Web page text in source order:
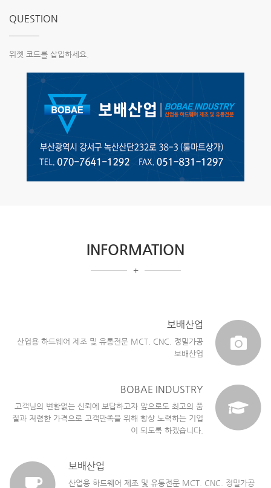
QUESTION
위젯 코드를 삽입하세요.
INFORMATION
+
보배산업
산업용 하드웨어 제조 및 유통전문 MCT. CNC. 정밀가공
보배산업
BOBAE INDUSTRY
고객님의 변함없는 신뢰에 보답하고자 앞으로도 최고의 품
질과 저렴한 가격으로 고객만족을 위해 항상 노력하는 기업
이 되도록 하겠습니다.
보배산업
산업용 하드웨어 제조 및 유통전문 MCT. CNC. 정밀가공